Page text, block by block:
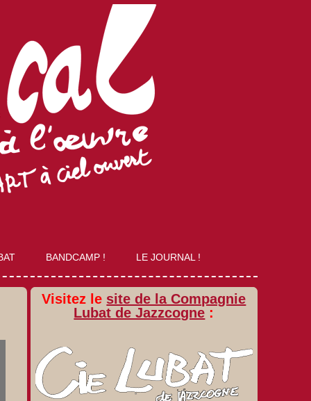
BANDCAMP ! LE JOURNAL !
Visitez le site de la Compagnie
Lubat de Jazzcogne :